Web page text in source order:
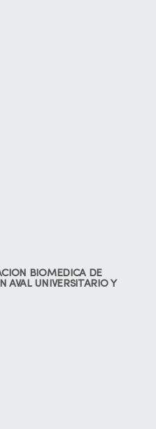
BIOMÉDICA DE
AVAL UNIVERSITARIO Y